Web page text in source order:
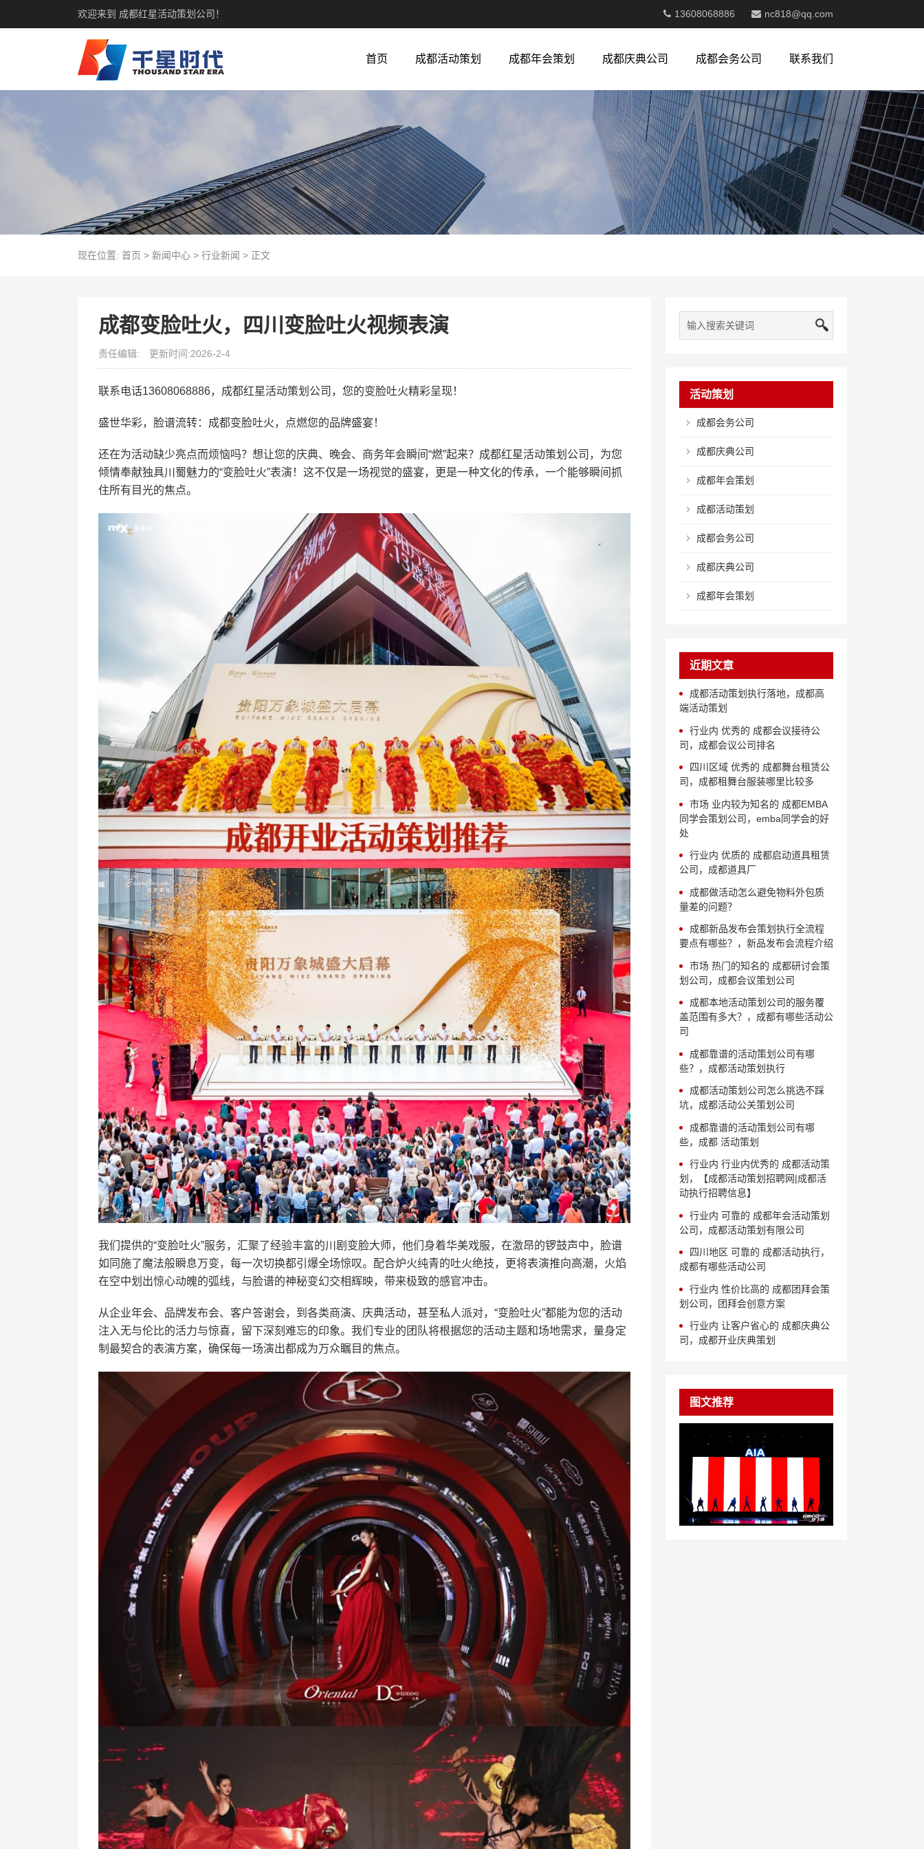
欢迎来到 成都红星活动策划公司！ 13608068886 nc818@qq.com
首页 成都活动策划 成都年会策划 成都庆典公司 成都会务公司 联系我们
现在位置: 首页 > 新闻中心> 行业新闻 > 正文
成都变脸吐火，四川变脸吐火视频表演
责任编辑: 更新时间:2026-2-4
联系电话13608068886，成都红星活动策划公司，您的变脸吐火精彩呈现！
盛世华彩，脸谱流转：成都变脸吐火，点燃您的品牌盛宴！
还在为活动缺少亮点而烦恼吗？想让您的庆典、晚会、商务年会瞬间“燃”起来？成都红星活动策划公司，为您
倾情奉献独具川蜀魅力的“变脸吐火”表演！这不仅是一场视觉的盛宴，更是一种文化的传承，一个能够瞬间抓
住所有目光的焦点。
我们提供的“变脸吐火”服务，汇聚了经验丰富的川剧变脸大师，他们身着华美戏服，在激昂的锣鼓声中，脸谱
如同施了魔法般瞬息万变，每一次切换都引爆全场惊叹。配合炉火纯青的吐火绝技，更将表演推向高潮，火焰
在空中划出惊心动魄的弧线，与脸谱的神秘变幻交相辉映，带来极致的感官冲击。
从企业年会、品牌发布会、客户答谢会，到各类商演、庆典活动，甚至私人派对，“变脸吐火”都能为您的活动
注入无与伦比的活力与惊喜，留下深刻难忘的印象。我们专业的团队将根据您的活动主题和场地需求，量身定
制最契合的表演方案，确保每一场演出都成为万众瞩目的焦点。
活动策划
成都会务公司
成都庆典公司
成都年会策划
成都活动策划
成都会务公司
成都庆典公司
成都年会策划
近期文章
成都活动策划执行落地，成都高
端活动策划
行业内 优秀的 成都会议接待公
司，成都会议公司排名
四川区域 优秀的 成都舞台租赁公
司，成都租舞台服装哪里比较多
市场 业内较为知名的 成都EMBA
同学会策划公司，emba同学会的好
处
行业内 优质的 成都启动道具租赁
公司，成都道具厂
成都做活动怎么避免物料外包质
量差的问题？
成都新品发布会策划执行全流程
要点有哪些？，新品发布会流程介绍
市场 热门的知名的 成都研讨会策
划公司，成都会议策划公司
成都本地活动策划公司的服务覆
盖范围有多大？，成都有哪些活动公
司
成都靠谱的活动策划公司有哪
些？，成都活动策划执行
成都活动策划公司怎么挑选不踩
坑，成都活动公关策划公司
成都靠谱的活动策划公司有哪
些，成都 活动策划
行业内 行业内优秀的 成都活动策
划，【成都活动策划招聘网|成都活
动执行招聘信息】
行业内 可靠的 成都年会活动策划
公司，成都活动策划有限公司
四川地区 可靠的 成都活动执行，
成都有哪些活动公司
行业内 性价比高的 成都团拜会策
划公司，团拜会创意方案
行业内 让客户省心的 成都庆典公
司，成都开业庆典策划
图文推荐